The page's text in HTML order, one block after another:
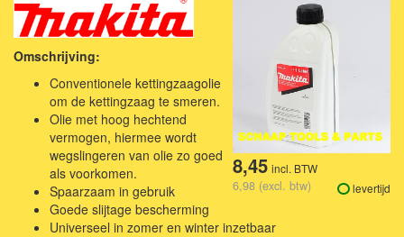
8,45 incl. BTW
6,98 (excl. btw) levertijd
Omschrijving:
Conventionele kettingzaagolie
om de kettingzaag te smeren.
Olie met hoog hechtend
vermogen, hiermee wordt
wegslingeren van olie zo goed
als voorkomen.
Spaarzaam in gebruik
Goede slijtage bescherming
Universeel in zomer en winter inzetbaar